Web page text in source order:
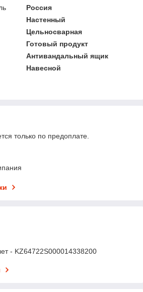
Россия
Настенный
Цельносварная
Готовый продукт
Антивандальный ящик
Навесной
только по предоплате.
- KZ64722S000014338200